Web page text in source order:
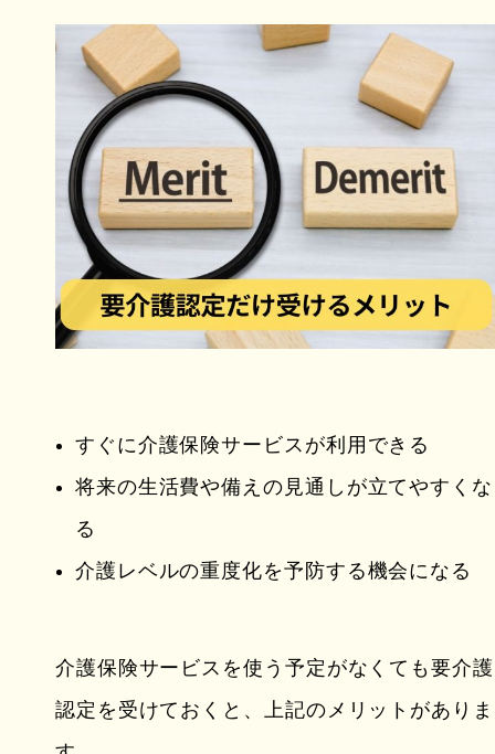
すぐに介護保険サービスが利用できる
将来の生活費や備えの見通しが立てやすくな
る
介護レベルの重度化を予防する機会になる
介護保険サービスを使う予定がなくても要介護
認定を受けておくと、上記のメリットがありま